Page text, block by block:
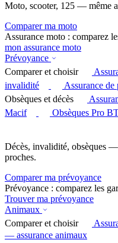
Moto, scooter, 125 — même
Comparer ma moto
Assurance moto : comparez
mon assurance moto
Prévoyance
Comparer et choisir
invalidité
Assurance de
Obsèques et décès
Macif
Obsèques Pro
Décès, invalidité, obsèques
proches.
Comparer ma prévoyance
Prévoyance : comparez les
Trouver ma prévoyance
Animaux
Comparer et choisir
— assurance animaux